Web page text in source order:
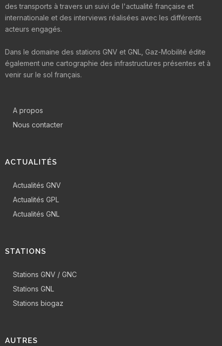
des transports à travers un suivi de l'actualité française et
internationale et des interviews réalisées avec les différents
acteurs engagés.
Dans le domaine des stations GNV et GNL, Gaz-Mobilité édite
également une cartographie des infrastructures présentes et à
venir sur le sol français.
A propos
Nous contacter
ACTUALITÉS
Actualités GNV
Actualités GPL
Actualités GNL
STATIONS
Stations GNV / GNC
Stations GNL
Stations biogaz
AUTRES